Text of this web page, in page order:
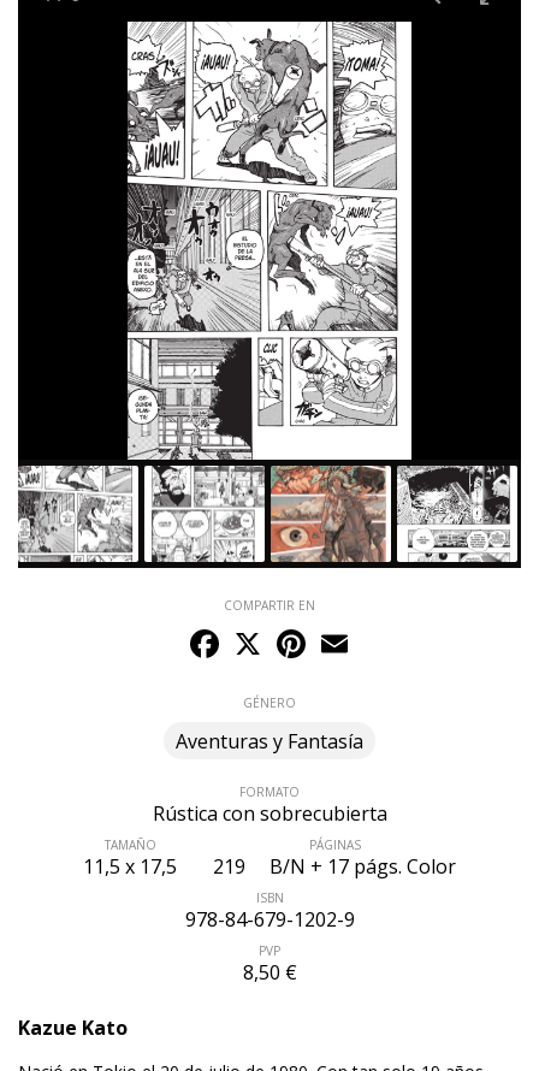
COMPARTIR EN
Facebook
X Pinterest
GÉNERO
Aventuras y Fantasía
FORMATO
Rústica con sobrecubierta
TAMAÑO
11,5 x 17,5
PÁGINAS
219 B/N + 17 págs. Color
ISBN
978-84-679-1202-9
PVP
8,50 €
Kazue Kato